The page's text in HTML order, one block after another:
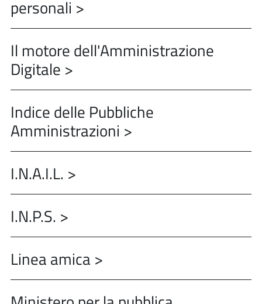
personali >
Il motore dell'Amministrazione
Digitale >
Indice delle Pubbliche
Amministrazioni >
I.N.A.I.L. >
I.N.P.S. >
Linea amica >